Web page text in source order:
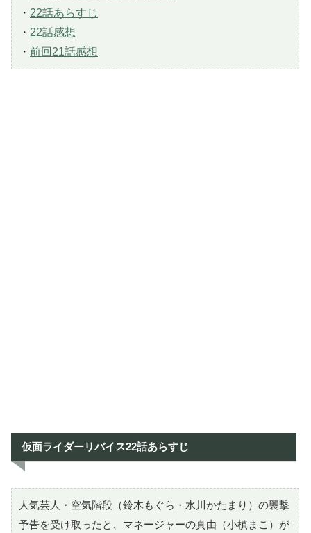
・ 22話あらすじ
・ 22話感想
・ 前回21話感想
仮面ライダーリバイス22話あらすじ
人気芸人・空気階段（鈴木もぐら・水川かたまり）の襲撃
予告を受け取ったと、マネージャーの真由（小槙まこ）が